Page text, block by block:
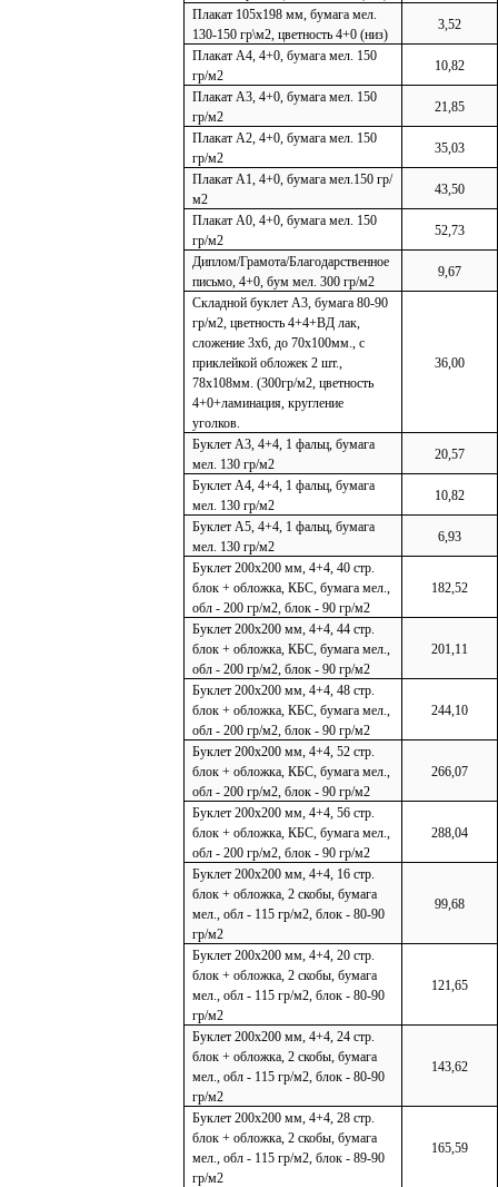
Плакат 105х198 мм, бумага мел.
130-150 гр\м2, цветность 4+0 (низ)
3,52
Плакат А4, 4+0, бумага мел. 150
гр/м2
10,82
Плакат А3, 4+0, бумага мел. 150
гр/м2
21,85
Плакат А2, 4+0, бумага мел. 150
гр/м2
35,03
Плакат А1, 4+0, бумага мел.150 гр/
м2
43,50
Плакат А0, 4+0, бумага мел. 150
гр/м2
52,73
Диплом/Грамота/Благодарственное
письмо, 4+0, бум мел. 300 гр/м2
9,67
Складной буклет А3, бумага 80-90
гр/м2, цветность 4+4+ВД лак,
сложение 3х6, до 70х100мм., с
приклейкой обложек 2 шт.,
78х108мм. (300гр/м2, цветность
4+0+ламинация, кругление
уголков.
36,00
Буклет А3, 4+4, 1 фальц, бумага
мел. 130 гр/м2
20,57
Буклет А4, 4+4, 1 фальц, бумага
мел. 130 гр/м2
10,82
Буклет А5, 4+4, 1 фальц, бумага
мел. 130 гр/м2
6,93
Буклет 200х200 мм, 4+4, 40 стр.
блок + обложка, КБС, бумага мел.,
обл - 200 гр/м2, блок - 90 гр/м2
182,52
Буклет 200х200 мм, 4+4, 44 стр.
блок + обложка, КБС, бумага мел.,
обл - 200 гр/м2, блок - 90 гр/м2
201,11
Буклет 200х200 мм, 4+4, 48 стр.
блок + обложка, КБС, бумага мел.,
обл - 200 гр/м2, блок - 90 гр/м2
244,10
Буклет 200х200 мм, 4+4, 52 стр.
блок + обложка, КБС, бумага мел.,
обл - 200 гр/м2, блок - 90 гр/м2
266,07
Буклет 200х200 мм, 4+4, 56 стр.
блок + обложка, КБС, бумага мел.,
обл - 200 гр/м2, блок - 90 гр/м2
288,04
Буклет 200х200 мм, 4+4, 16 стр.
блок + обложка, 2 скобы, бумага
мел., обл - 115 гр/м2, блок - 80-90
гр/м2
99,68
Буклет 200х200 мм, 4+4, 20 стр.
блок + обложка, 2 скобы, бумага
мел., обл - 115 гр/м2, блок - 80-90
гр/м2
121,65
Буклет 200х200 мм, 4+4, 24 стр.
блок + обложка, 2 скобы, бумага
мел., обл - 115 гр/м2, блок - 80-90
гр/м2
143,62
Буклет 200х200 мм, 4+4, 28 стр.
блок + обложка, 2 скобы, бумага
мел., обл - 115 гр/м2, блок - 89-90
гр/м2
165,59